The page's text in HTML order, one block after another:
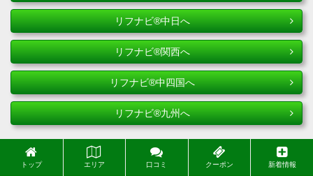
リフナビ®中日へ
リフナビ®関西へ
リフナビ®中四国へ
リフナビ®九州へ
トップ エリア 口コミ クーポン 新着情報